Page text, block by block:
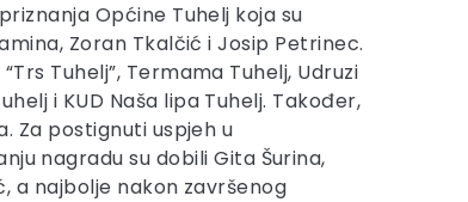
Općine Tuhelj koja su
Zoran Tkalčić i Josip Petrinec.
Tuhelj”, Termama Tuhelj, Udruzi
i KUD Naša lipa Tuhelj. Također,
Za postignuti uspjeh u
nagradu su dobili Gita Šurina,
a najbolje nakon završenog